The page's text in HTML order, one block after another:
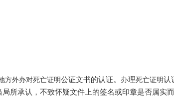
方外办对死亡证明公证文书的认证。办理死亡证明认
所承认，不致怀疑文件上的签名或印章是否属实